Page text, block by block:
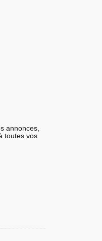
annonces,
toutes vos